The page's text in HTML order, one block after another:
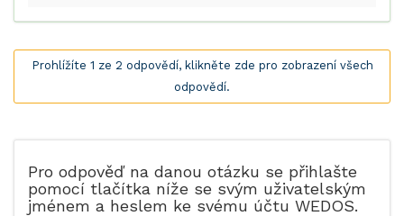
Prohlížíte 1 ze 2 odpovědí, klikněte zde pro zobrazení všech
odpovědí.
Pro odpověď na danou otázku se přihlašte
pomocí tlačítka níže se svým uživatelským
jménem a heslem ke svému účtu WEDOS.